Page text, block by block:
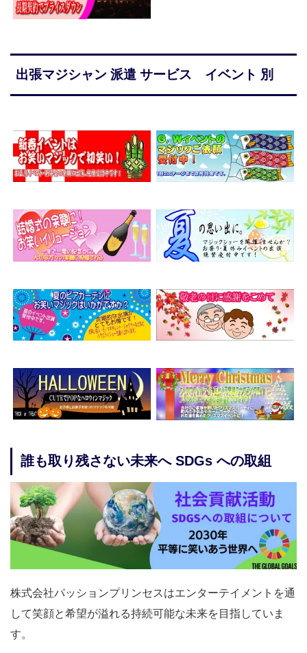
出張マジシャン 派遣 サービス イベント 別
誰も取り残さない未来へ SDGs への取組
株式会社パッションプリンセスはエンターテイメントを通
して笑顔と希望が溢れる持続可能な未来を目指していま
す。